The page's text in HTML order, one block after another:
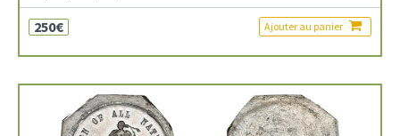
250€ Ajouter au panier